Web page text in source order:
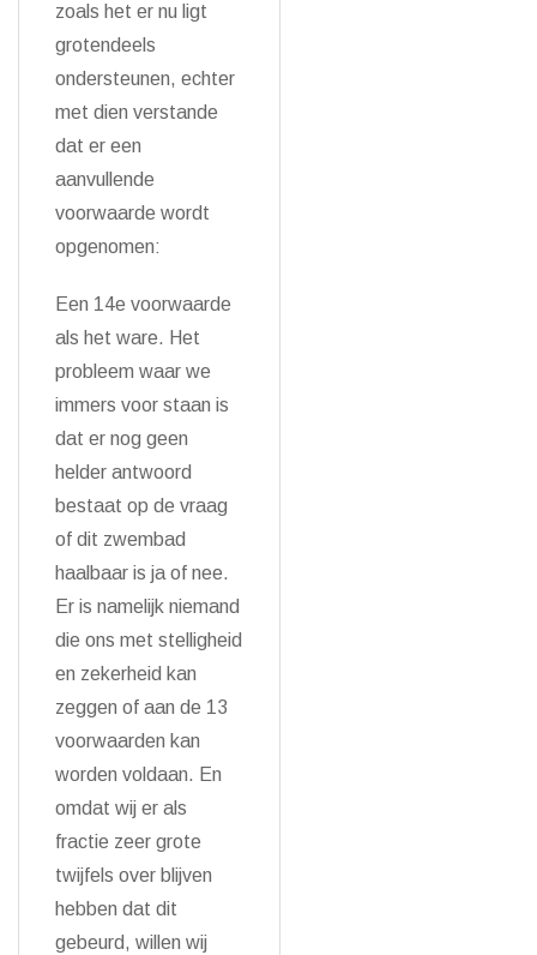
zoals het er nu ligt
grotendeels
ondersteunen, echter
met dien verstande
dat er een
aanvullende
voorwaarde wordt
opgenomen:
Een 14e voorwaarde
als het ware. Het
probleem waar we
immers voor staan is
dat er nog geen
helder antwoord
bestaat op de vraag
of dit zwembad
haalbaar is ja of nee.
Er is namelijk niemand
die ons met stelligheid
en zekerheid kan
zeggen of aan de 13
voorwaarden kan
worden voldaan. En
omdat wij er als
fractie zeer grote
twijfels over blijven
hebben dat dit
gebeurd, willen wij